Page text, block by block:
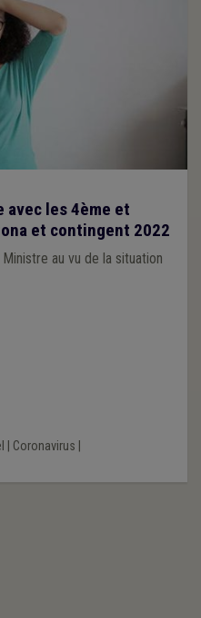
avec les 4ème et
et contingent 2022
au vu de la situation
Coronavirus